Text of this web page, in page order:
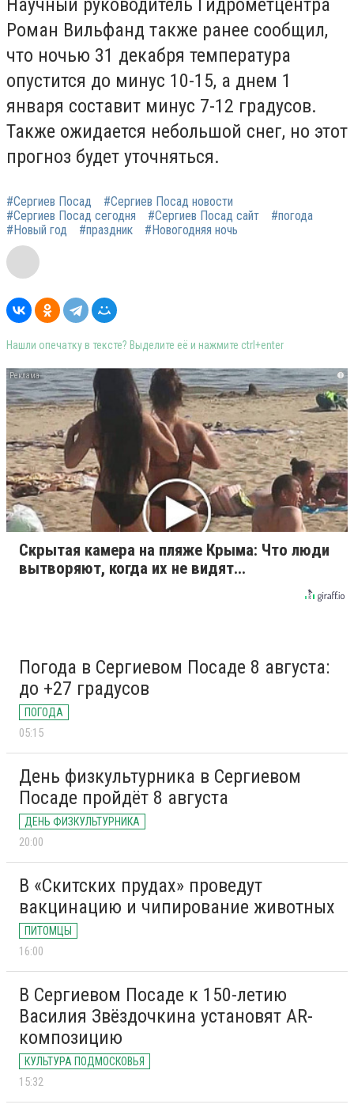
Научный руководитель Гидрометцентра
Роман Вильфанд также ранее сообщил,
что ночью 31 декабря температура
опустится до минус 10-15, а днем 1
января составит минус 7-12 градусов.
Также ожидается небольшой снег, но этот
прогноз будет уточняться.
#Сергиев Посад
#Сергиев Посад новости
#Сергиев Посад сегодня
#Сергиев Посад сайт
#погода
#Новый год
#праздник #Новогодняя ночь
Нашли опечатку в тексте? Выделите её и нажмите ctrl+enter
i
Скрытая камера на пляже Крыма: Что люди
вытворяют, когда их не видят...
Погода в Сергиевом Посаде 8 августа:
до +27 градусов
ПОГОДА
05:15
День физкультурника в Сергиевом
Посаде пройдёт 8 августа
ДЕНЬ ФИЗКУЛЬТУРНИКА
20:00
В «Скитских прудах» проведут
вакцинацию и чипирование животных
ПИТОМЦЫ
16:00
В Сергиевом Посаде к 150-летию
Василия Звёздочкина установят AR-
композицию
КУЛЬТУРА ПОДМОСКОВЬЯ
15:32